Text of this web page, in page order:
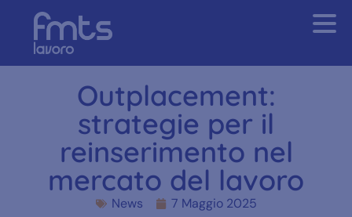
Outplacement:
strategie per il
reinserimento nel
mercato del lavoro
News 7 Maggio 2025